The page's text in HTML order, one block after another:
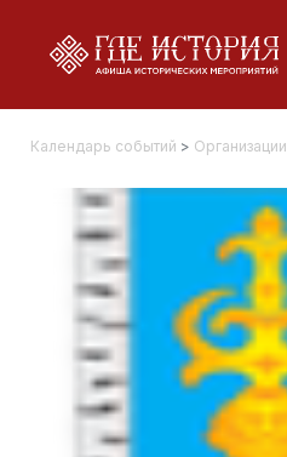
Календарь событий > Организации